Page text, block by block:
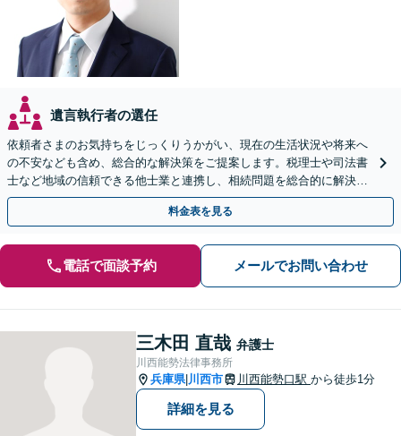
遺言執行者の選任
依頼者さまのお気持ちをじっくりうかがい、現在の生活状況や将来へ
の不安なども含め、総合的な解決策をご提案します。税理士や司法書
士など地域の信頼できる他士業と連携し、相続問題を総合的に解決
「後見人にお悩みの方もお気軽にご相談を」
料金表を見る
電話で面談予約 メールでお問い合わせ
三木田 直哉 弁護士
川西能勢法律事務所
兵庫県| 川西市 川西能勢口駅 から徒歩1分
詳細を見る